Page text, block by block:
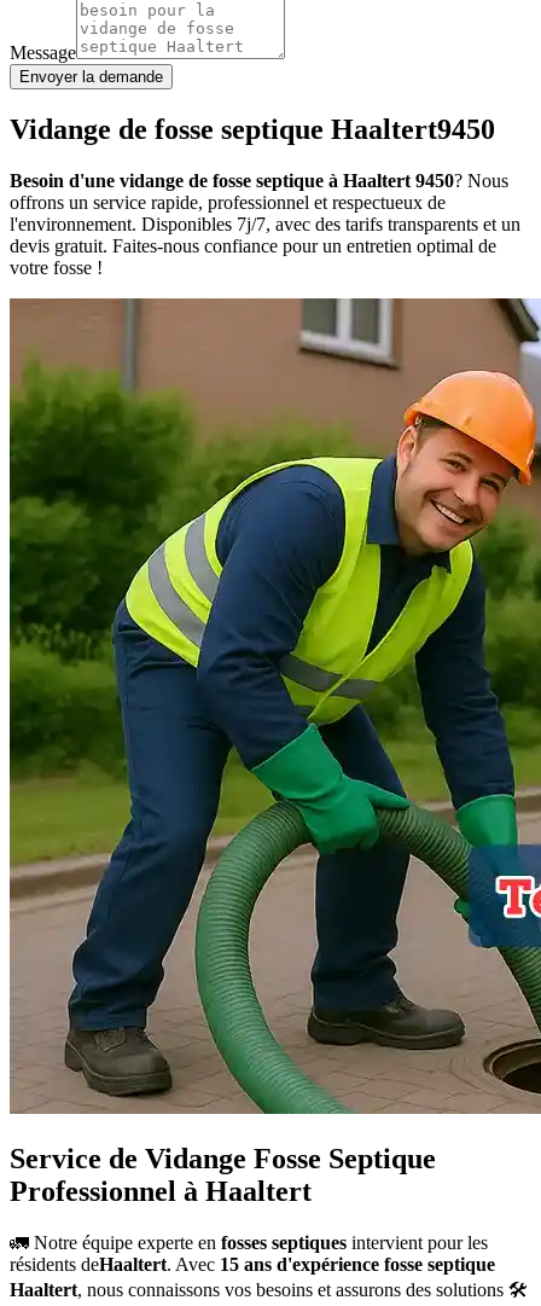
Message
Envoyer la demande
Vidange de fosse septique Haaltert9450
Besoin d'une vidange de fosse septique à Haaltert 9450? Nous
offrons un service rapide, professionnel et respectueux de
l'environnement. Disponibles 7j/7, avec des tarifs transparents et un
devis gratuit. Faites-nous confiance pour un entretien optimal de
votre fosse !
Service de Vidange Fosse Septique
Professionnel à Haaltert
🚛 Notre équipe experte en fosses septiques intervient pour les
résidents deHaaltert. Avec 15 ans d'expérience fosse septique
Haaltert, nous connaissons vos besoins et assurons des solutions 🛠️